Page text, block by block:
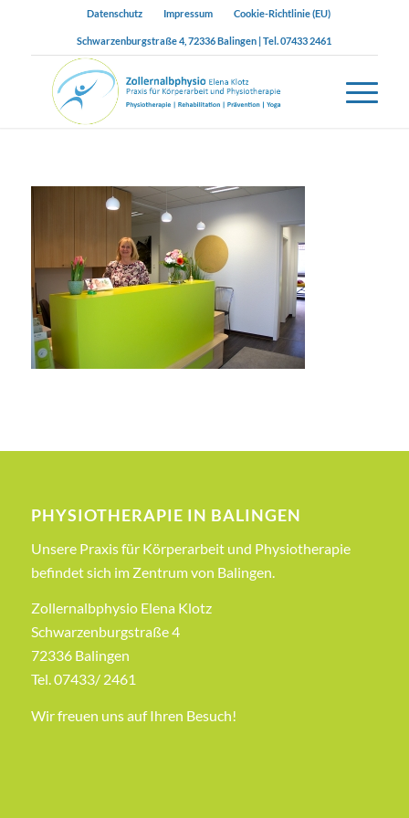
Datenschutz Impressum Cookie-Richtlinie (EU)
Schwarzenburgstraße 4, 72336 Balingen | Tel. 07433 2461
PHYSIOTHERAPIE IN BALINGEN
Unsere Praxis für Körperarbeit und Physiotherapie
befindet sich im Zentrum von Balingen.
Zollernalbphysio Elena Klotz
Schwarzenburgstraße 4
72336 Balingen
Tel. 07433/ 2461
Wir freuen uns auf Ihren Besuch!